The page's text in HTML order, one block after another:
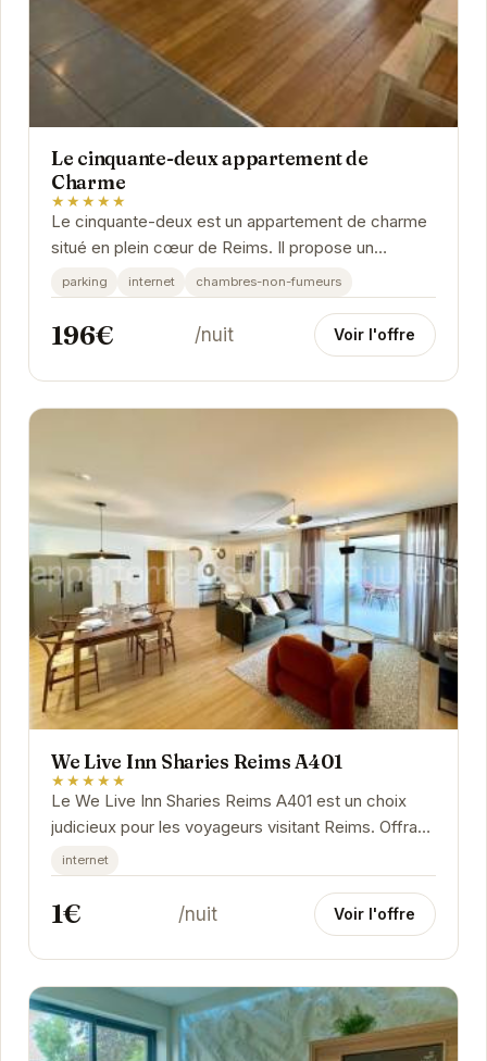
Le cinquante-deux appartement de
Charme
★★★★★
Le cinquante-deux est un appartement de charme
situé en plein cœur de Reims. Il propose un
hébergement élégant et confortable.
parking internet chambres-non-fumeurs
196€ /nuit Voir l'offre
We Live Inn Sharies Reims A401
★★★★★
Le We Live Inn Sharies Reims A401 est un choix
judicieux pour les voyageurs visitant Reims. Offrant
un cadre agréable et de nombreux services...
internet
1€ /nuit Voir l'offre